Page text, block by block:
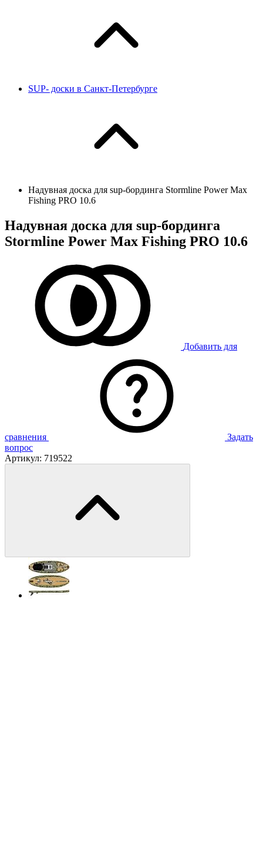
SUP- доски в Санкт-Петербурге
Надувная доска для sup-бординга Stormline Power Max
Fishing PRO 10.6
Надувная доска для sup-бординга
Stormline Power Max Fishing PRO 10.6
Добавить для
сравнения
Задать
вопрос
Артикул: 719522